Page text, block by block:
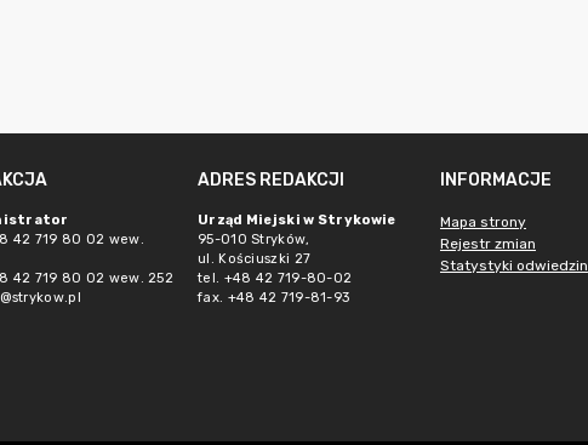
42 719 80 02 wew.
42 719 80 02 wew. 252
ADRES REDAKCJI
Urząd Miejski w Strykowie
95-010 Stryków,
ul. Kościuszki 27
tel. +48 42 719-80-02
fax. +48 42 719-81-93
INFORMACJE
Mapa strony
Rejestr zmian
Statystyki odwiedzin